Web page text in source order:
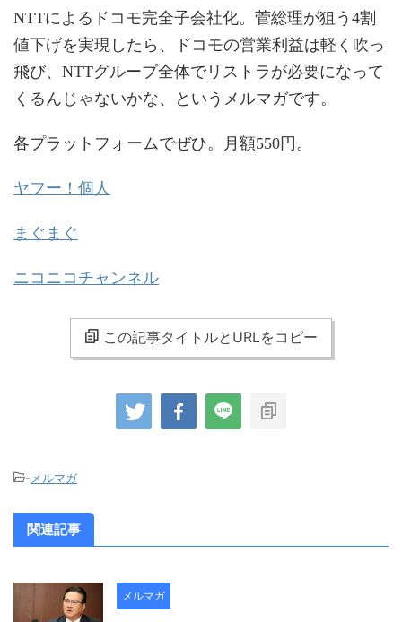
NTTによるドコモ完全子会社化。菅総理が狙う4割
値下げを実現したら、ドコモの営業利益は軽く吹っ
飛び、NTTグループ全体でリストラが必要になって
くるんじゃないかな、というメルマガです。
各プラットフォームでぜひ。月額550円。
ヤフー！個人
まぐまぐ
ニコニコチャンネル
この記事タイトルとURLをコピー
- メルマガ
関連記事
メルマガ